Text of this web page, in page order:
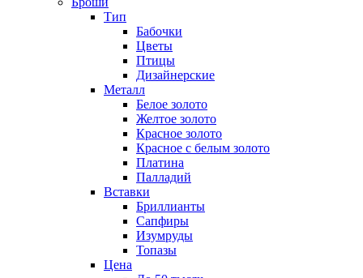
Тип
Бабочки
Цветы
Птицы
Дизайнерские
Металл
Белое золото
Желтое золото
Красное золото
Красное с белым золото
Платина
Палладий
Вставки
Бриллианты
Сапфиры
Изумруды
Топазы
Цена